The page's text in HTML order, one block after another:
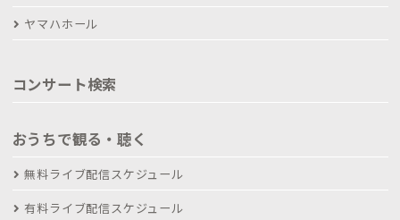
ヤマハホール
コンサート検索
おうちで観る・聴く
無料ライブ配信スケジュール
有料ライブ配信スケジュール